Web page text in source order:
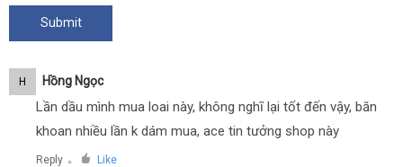
H Hồng Ngọc
Lần dầu mình mua loai này, không nghĩ lại tốt đến vậy, băn
khoan nhiều lần k dám mua, ace tin tưởng shop này
Reply ● Like